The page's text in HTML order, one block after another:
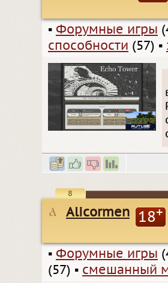
▪ Форумные игры
способности (57) ▪
8
Alicormen 18+
▪ Форумные игры
(57) ▪ смешанный